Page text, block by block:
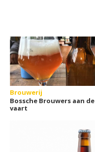
Brouwerij
Bossche Brouwers aan de
vaart